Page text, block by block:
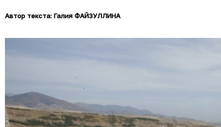
Автор текста: Галия ФАЙЗУЛЛИНА